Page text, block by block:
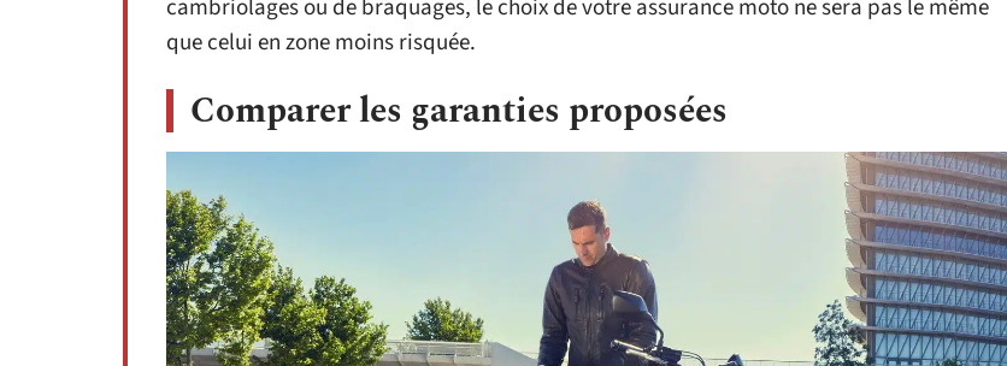
cambriolages ou de braquages, le choix de votre assurance moto ne sera pas le même
que celui en zone moins risquée.
Comparer les garanties proposées